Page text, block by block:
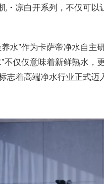
・凉白开系列，不仅可
水”作为卡萨帝净水自
不仅仅意味着新鲜熟水
志着高端净水行业正式迈